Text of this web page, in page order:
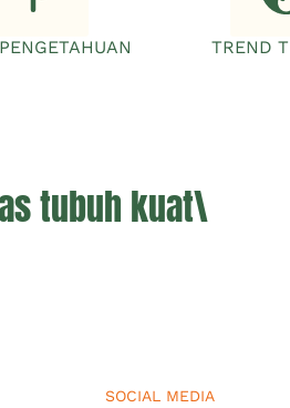
TREND
tubuh kuat\
SOCIAL MEDIA